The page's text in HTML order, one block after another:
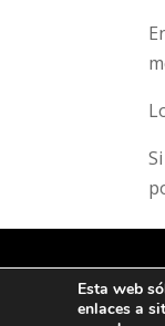
©
Esta web
enlaces a